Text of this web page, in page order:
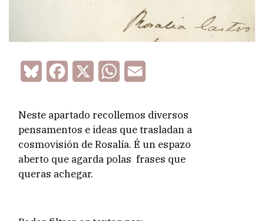
Bluesky Facebook WhatsApp
Neste apartado recollemos diversos
pensamentos e ideas que trasladan a
cosmovisión de Rosalía. É un espazo
aberto que agarda polas frases que
queras achegar.